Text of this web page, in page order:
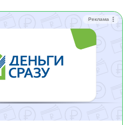
Реклама